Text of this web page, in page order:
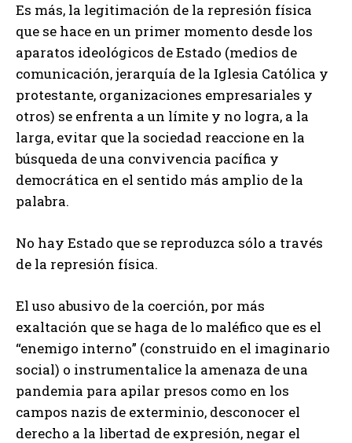
Es más, la legitimación de la represión física
que se hace en un primer momento desde los
aparatos ideológicos de Estado (medios de
comunicación, jerarquía de la Iglesia Católica y
protestante, organizaciones empresariales y
otros) se enfrenta a un límite y no logra, a la
larga, evitar que la sociedad reaccione en la
búsqueda de una convivencia pacífica y
democrática en el sentido más amplio de la
palabra.
No hay Estado que se reproduzca sólo a través
de la represión física.
El uso abusivo de la coerción, por más
exaltación que se haga de lo maléfico que es el
“enemigo interno” (construido en el imaginario
social) o instrumentalice la amenaza de una
pandemia para apilar presos como en los
campos nazis de exterminio, desconocer el
derecho a la libertad de expresión, negar el